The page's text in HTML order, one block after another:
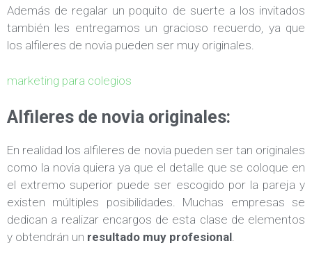
Además de regalar un poquito de suerte a los invitados
también les entregamos un gracioso recuerdo, ya que
los alfileres de novia pueden ser muy originales.
marketing para colegios
Alfileres de novia originales:
En realidad los alfileres de novia pueden ser tan originales
como la novia quiera ya que el detalle que se coloque en
el extremo superior puede ser escogido por la pareja y
existen múltiples posibilidades. Muchas empresas se
dedican a realizar encargos de esta clase de elementos
y obtendrán un resultado muy profesional.